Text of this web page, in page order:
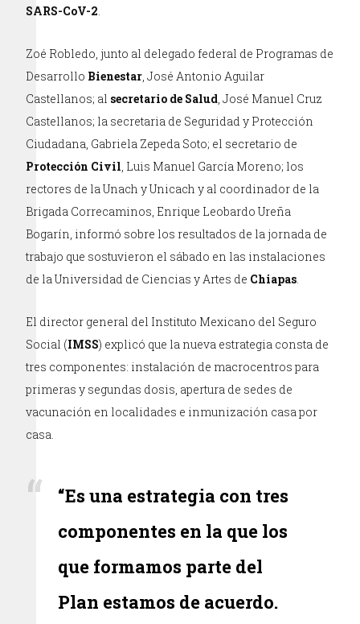
SARS-CoV-2
Zoé Robledo, junto al delegado federal de Programas de
Desarrollo Bienestar , José Antonio Aguilar
Castellanos; al secretario de Salud , José Manuel Cruz
Castellanos; la secretaria de Seguridad y Protección
Ciudadana, Gabriela Zepeda Soto; el secretario de
Protección Civil , Luis Manuel García Moreno; los
rectores de la Unach y Unicach y al coordinador de la
Brigada Correcaminos, Enrique Leobardo Ureña
Bogarín, informó sobre los resultados de la jornada de
trabajo que sostuvieron el sábado en las instalaciones
de la Universidad de Ciencias y Artes de Chiapas
El director general del Instituto Mexicano del Seguro
Social (IMSS) explicó que la nueva estrategia consta de
tres componentes: instalación de macrocentros para
primeras y segundas dosis, apertura de sedes de
vacunación en localidades e inmunización casa por
casa.
“Es una estrategia con tres
componentes en la que los
que formamos parte del
Plan estamos de acuerdo.